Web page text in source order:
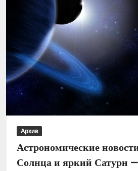
Архив
Астрономические
Солнца и яркий Сатурн